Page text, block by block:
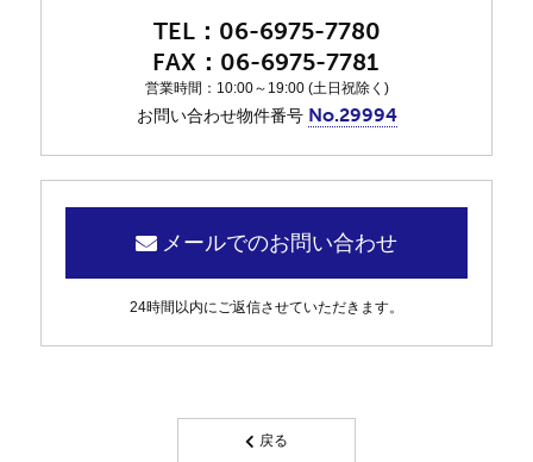
06-6975-7780
06-6975-7781
営業時間：10:00～19:00 (土日祝除く)
お問い合わせ物件番号 No.29994
メールでのお問い合わせ
24時間以内にご返信させていただきます。
戻る